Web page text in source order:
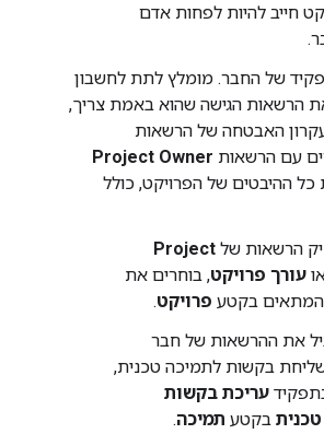
חייב להיות לפחות אדם
של החבר. מומלץ לתת לחשבון
הרשאות הגישה שהוא באמת צריך,
האבטחה של הרשאות
עם הרשאות Project Owner
כל ההיבטים של הפרויקט, כולל
הרשאות של Project
עורך פרויקט, בוחרים את
בקטע פרויקט.
את ההרשאות של חבר
בקשות לתמיכה טכנית,
עריכת בקשות
בקטע תמיכה.